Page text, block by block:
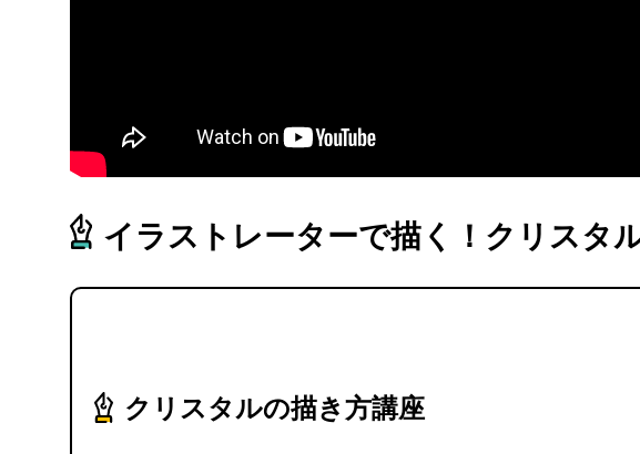
イラストレーターで描く！クリスタ
クリスタルの描き方講座